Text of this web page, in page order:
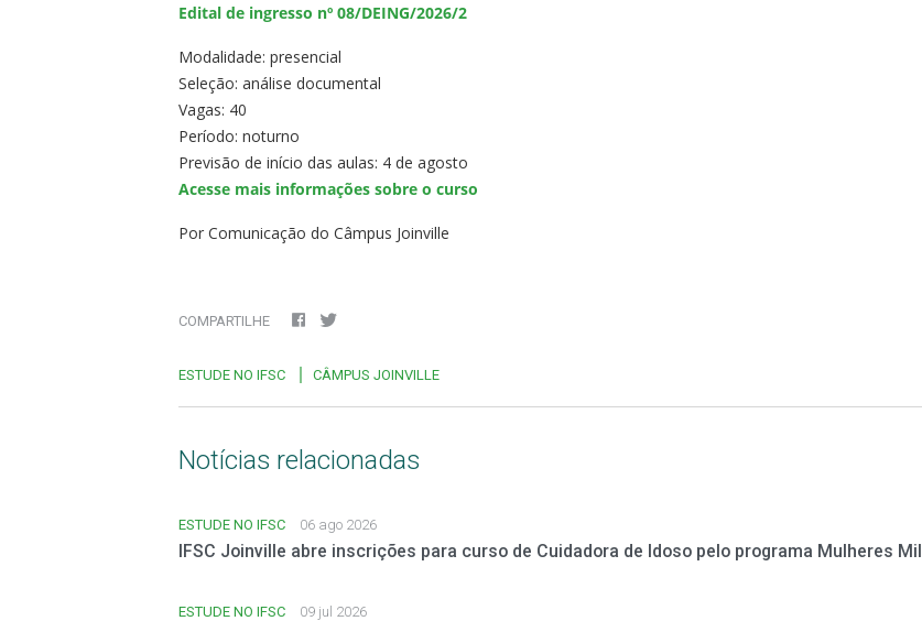
Edital de ingresso nº 08/DEING/2026/2
Modalidade: presencial
Seleção: análise documental
Vagas: 40
Período: noturno
Previsão de início das aulas: 4 de agosto
Acesse mais informações sobre o curso
Por Comunicação do Câmpus Joinville
COMPARTILHE
ESTUDE NO IFSC CÂMPUS JOINVILLE
Notícias relacionadas
ESTUDE NO IFSC 06 ago 2026
IFSC Joinville abre inscrições para curso de Cuidadora de Idoso pelo programa Mulheres Mil
ESTUDE NO IFSC 09 jul 2026